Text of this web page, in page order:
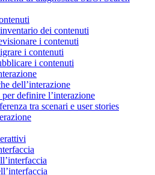
dei contenuti
i contenuti
i contenuti
i contenuti
dell’interazione
definire l’interazione
tra scenari e user stories